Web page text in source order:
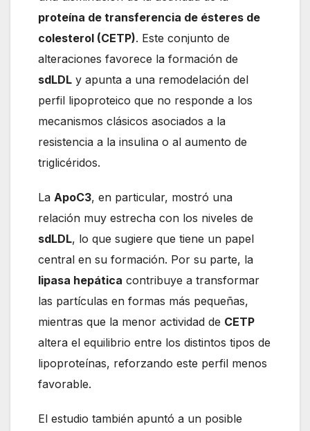
proteína de transferencia de ésteres de
colesterol (CETP). Este conjunto de
alteraciones favorece la formación de
sdLDL y apunta a una remodelación del
perfil lipoproteico que no responde a los
mecanismos clásicos asociados a la
resistencia a la insulina o al aumento de
triglicéridos.
La ApoC3, en particular, mostró una
relación muy estrecha con los niveles de
sdLDL, lo que sugiere que tiene un papel
central en su formación. Por su parte, la
lipasa hepática contribuye a transformar
las partículas en formas más pequeñas,
mientras que la menor actividad de CETP
altera el equilibrio entre los distintos tipos de
lipoproteínas, reforzando este perfil menos
favorable.
El estudio también apuntó a un posible